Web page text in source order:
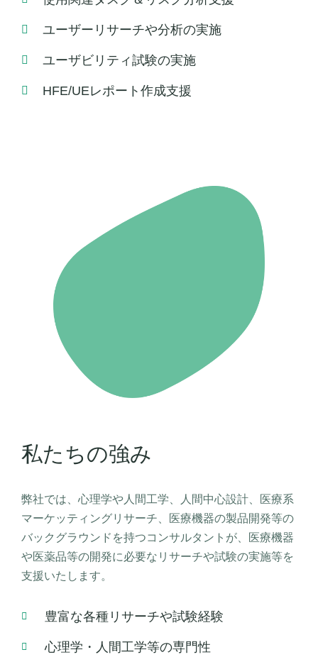
ユーザーリサーチや分析の実施
ユーザビリティ試験の実施
HFE/UEレポート作成支援
私たちの強み
弊社では、心理学や人間工学、人間中心設計、医療系
マーケッティングリサーチ、医療機器の製品開発等の
バックグラウンドを持つコンサルタントが、医療機器
や医薬品等の開発に必要なリサーチや試験の実施等を
支援いたします。
豊富な各種リサーチや試験経験
心理学・人間工学等の専門性